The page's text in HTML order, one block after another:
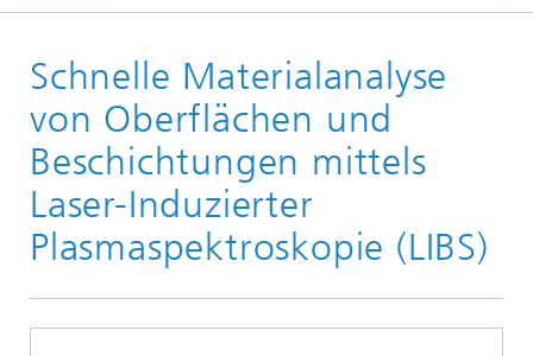
Presseinformation
Schnelle Materialanalyse
von Oberflächen und
Beschichtungen mittels
Laser-Induzierter
Plasmaspektroskopie (LIBS)